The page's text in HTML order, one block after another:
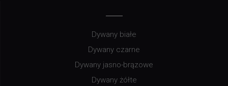
Dywany białe
Dywany czarne
Dywany jasno-brązowe
Dywany żółte